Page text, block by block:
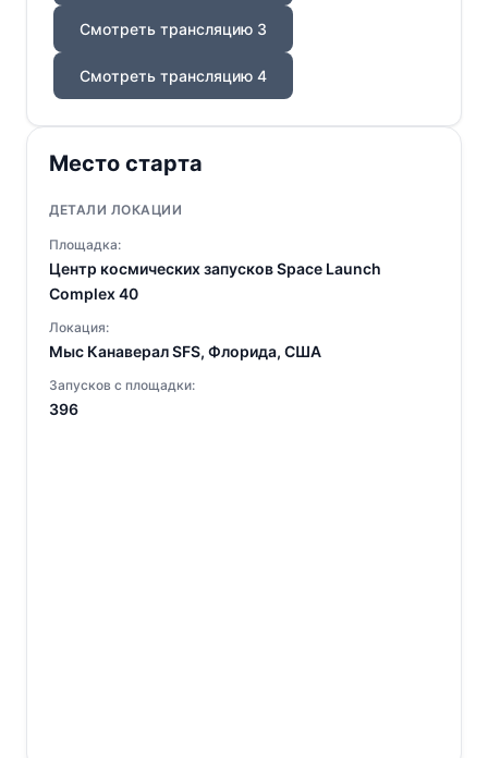
Смотреть трансляцию 3
Смотреть трансляцию 4
Место старта
ДЕТАЛИ ЛОКАЦИИ
Площадка:
Центр космических запусков Space Launch
Complex 40
Локация:
Мыс Канаверал SFS, Флорида, США
Запусков с площадки:
396